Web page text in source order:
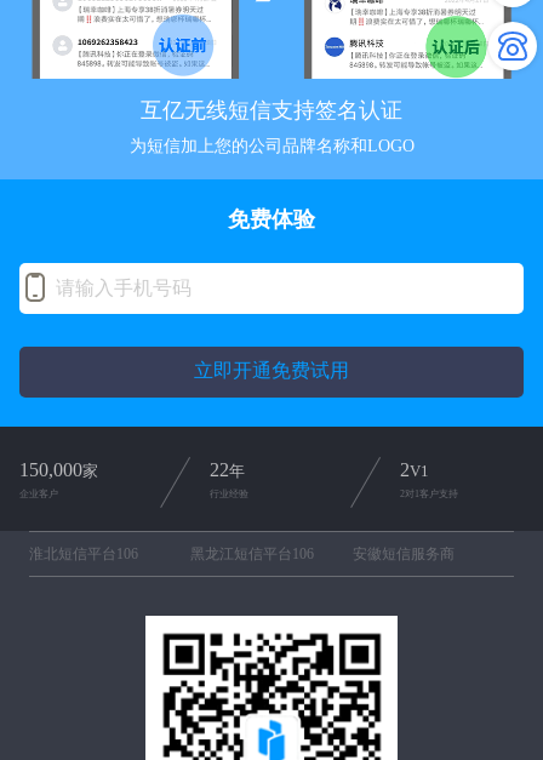
互亿无线短信支持签名认证
为短信加上您的公司品牌名称和LOGO
免费体验
立即开通免费试用
150,000家
企业客户
22年
行业经验
2V1
2对1客户支持
淮北短信平台106 黑龙江短信平台106 安徽短信服务商